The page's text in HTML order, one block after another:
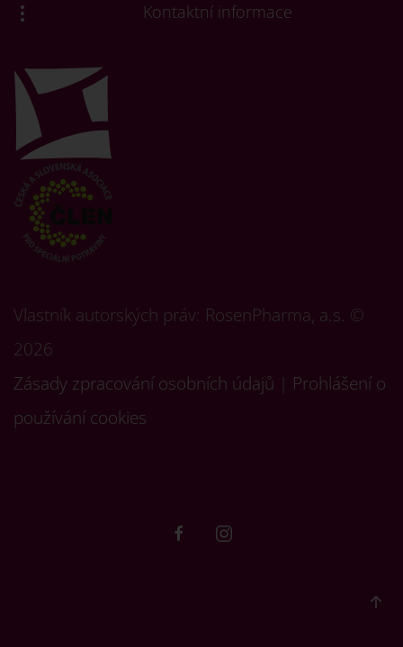
Kontaktní informace
Vlastník autorských práv: RosenPharma, a.s. ©
2026
Zásady zpracování osobních údajů
Prohlášení o
používání cookies